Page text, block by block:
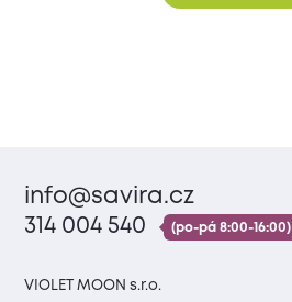
info@savira.cz
314 004 540
(po-pá 8:00-16:00)
VIOLET MOON s.r.o.